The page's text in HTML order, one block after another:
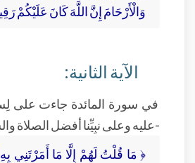
وَالْأَرْحَامَ إِنَّ اللَّهَ كَانَ عَلَيْكُمْ
الآية الثانية:
في سورة المائدة جاءت على
-عليه وعلى نبِيِّنا أفضل الصلاة
﴿ مَا قُلْتُ لَهُمْ إِلَّا مَا أَمَرْتَنِي